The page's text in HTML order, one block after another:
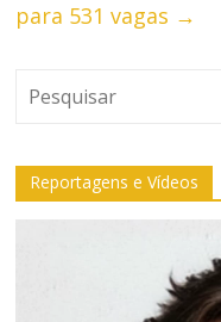
para 531 vagas →
Reportagens e Vídeos